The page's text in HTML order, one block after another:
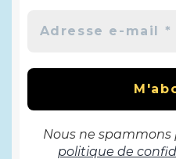
Nous ne spammons
politique de